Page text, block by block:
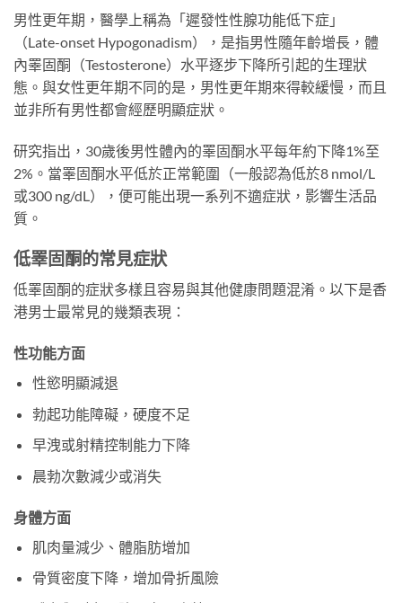
男性更年期，醫學上稱為「遲發性性腺功能低下症」
（Late-onset Hypogonadism），是指男性隨年齡增長，體
內睪固酮（Testosterone）水平逐步下降所引起的生理狀
態。與女性更年期不同的是，男性更年期來得較緩慢，而且
並非所有男性都會經歷明顯症狀。
研究指出，30歲後男性體內的睪固酮水平每年約下降1%至
2%。當睪固酮水平低於正常範圍（一般認為低於8 nmol/L
或300 ng/dL），便可能出現一系列不適症狀，影響生活品
質。
低睪固酮的常見症狀
低睪固酮的症狀多樣且容易與其他健康問題混淆。以下是香
港男士最常見的幾類表現：
性功能方面
性慾明顯減退
勃起功能障礙，硬度不足
早洩或射精控制能力下降
晨勃次數減少或消失
身體方面
肌肉量減少、體脂肪增加
骨質密度下降，增加骨折風險